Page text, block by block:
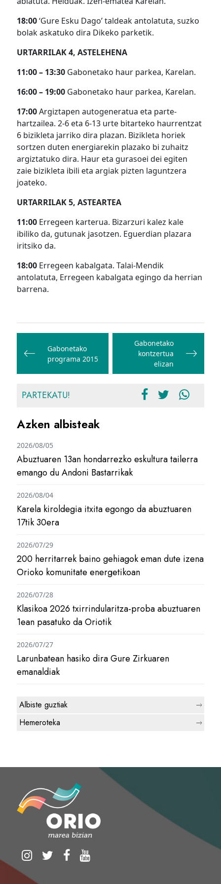
18:00‘Gure Esku Dago’ taldeak antolatuta, suzko
bolak askatuko dira Dikeko parketik.
URTARRILAK 4, ASTELEHENA
11:00 – 13:30 Gabonetako haur parkea, Karelan.
16:00 – 19:00 Gabonetako haur parkea, Karelan.
17:00Argiztapen autogeneratua eta parte-
hartzailea. 2-6 eta 6-13 urte bitarteko haurrentzat
6 bizikleta jarriko dira plazan. Bizikleta horiek
sortzen duten energiarekin plazako bi zuhaitz
argiztatuko dira. Haur eta gurasoei dei egiten
zaie bizikleta ibili eta argiak pizten laguntzera
joateko.
URTARRILAK 5, ASTEARTEA
11:00 Erregeen karterua. Bizarzuri kalez kale
ibiliko da, gutunak jasotzen. Eguerdian plazara
iritsiko da.
18:00 Erregeen kabalgata. Talai-Mendik
antolatuta, Erregeen kabalgata egingo da herrian
barrena.
Bidalketetan
zehar
nabigatu
Gabonetako
programa 2015
Gabonetako
kontzertua
elizan
PARTEKATU!
Azken albisteak
Abuztuaren 13an hondarrezko eskultura tailerra
emango du Andoni Bastarrikak
2026/08/05
Karela kiroldegia itxita egongo da abuztuaren
17tik 30era
2026/08/04
200 herritarrek baino gehiagok eman dute izena
Orioko komunitate energetikoan
2026/07/29
Klasikoa 2026 txirrindularitza-proba abuztuaren
1ean pasatuko da Oriotik
2026/07/28
Larunbatean hasiko dira Gure Zirkuaren
emanaldiak
2026/07/27
Albiste guztiak
Hemeroteka